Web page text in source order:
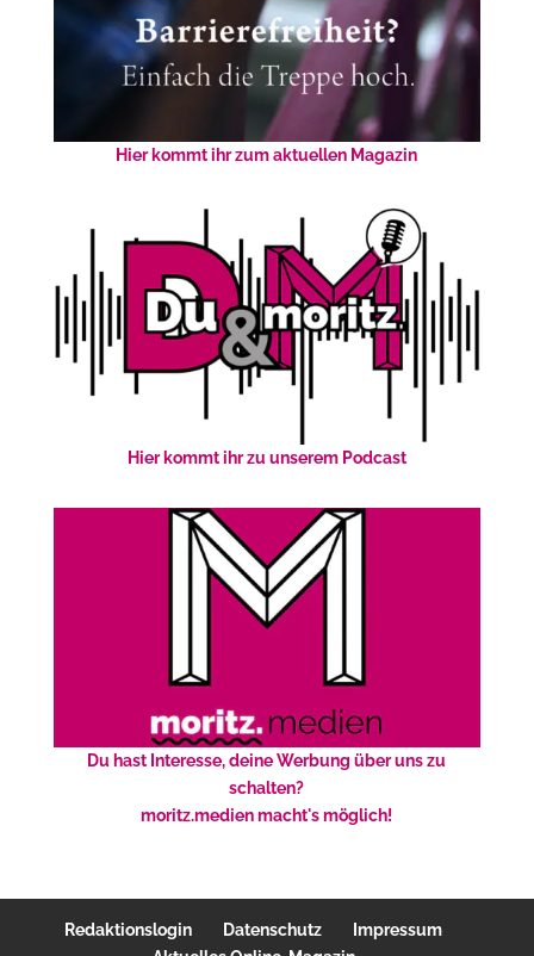
Hier kommt ihr zum aktuellen Magazin
Hier kommt ihr zu unserem Podcast
Du hast Interesse, deine Werbung über uns zu
schalten?
moritz.medien macht's möglich!
Redaktionslogin Datenschutz
Impressum